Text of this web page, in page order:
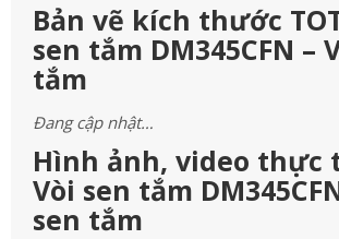
Bản vẽ kích thước
sen tắm DM345CFN –
tắm
Đang cập nhật…
Hình ảnh, video thực
Vòi sen tắm
sen tắm